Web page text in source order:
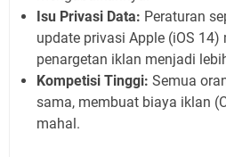
Isu Privasi Data: Peraturan
update privasi Apple (iOS
penargetan iklan menjadi
Kompetisi Tinggi: Semua
sama, membuat biaya iklan
mahal.